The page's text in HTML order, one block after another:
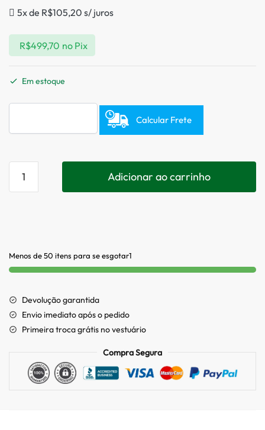
5x de R$105,20 s/ juros
R$499,70 no Pix
Em estoque
Calcular Frete
Adicionar ao carrinho
Menos de 50 itens para se esgotar1
Devolução garantida
Envio imediato após o pedido
Primeira troca grátis no vestuário
Compra Segura